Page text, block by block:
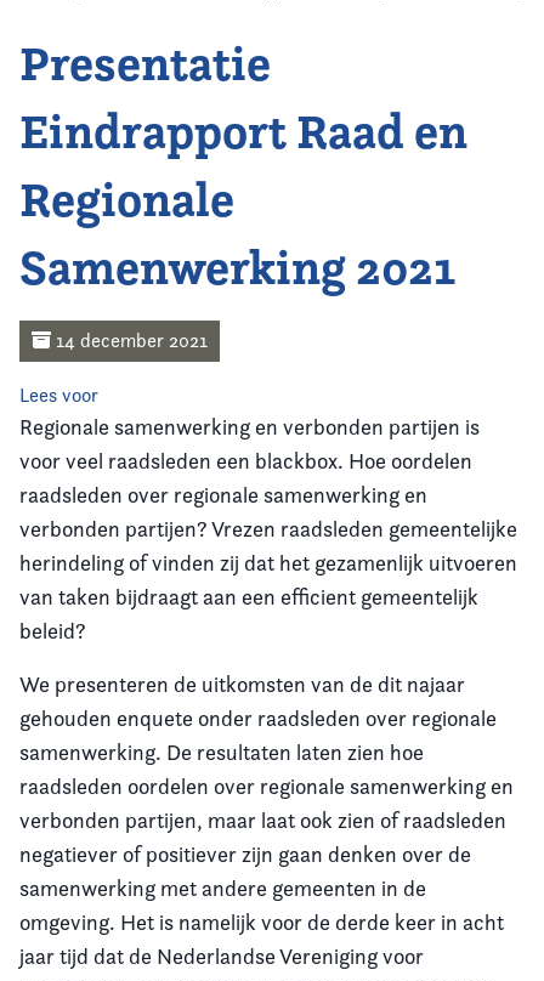
Home
Agenda
Nieuws
Opleiding
Kennis & Informatie
Vereniging
Contact
Presentatie
Eindrapport Raad en
Regionale
Samenwerking 2021
14 december 2021
Lees voor
Regionale samenwerking en verbonden partijen is
voor veel raadsleden een blackbox. Hoe oordelen
raadsleden over regionale samenwerking en
verbonden partijen? Vrezen raadsleden gemeentelijke
herindeling of vinden zij dat het gezamenlijk uitvoeren
van taken bijdraagt aan een efficient gemeentelijk
beleid?
We presenteren de uitkomsten van de dit najaar
gehouden enquete onder raadsleden over regionale
samenwerking. De resultaten laten zien hoe
raadsleden oordelen over regionale samenwerking en
verbonden partijen, maar laat ook zien of raadsleden
negatiever of positiever zijn gaan denken over de
samenwerking met andere gemeenten in de
omgeving. Het is namelijk voor de derde keer in acht
jaar tijd dat de Nederlandse Vereniging voor